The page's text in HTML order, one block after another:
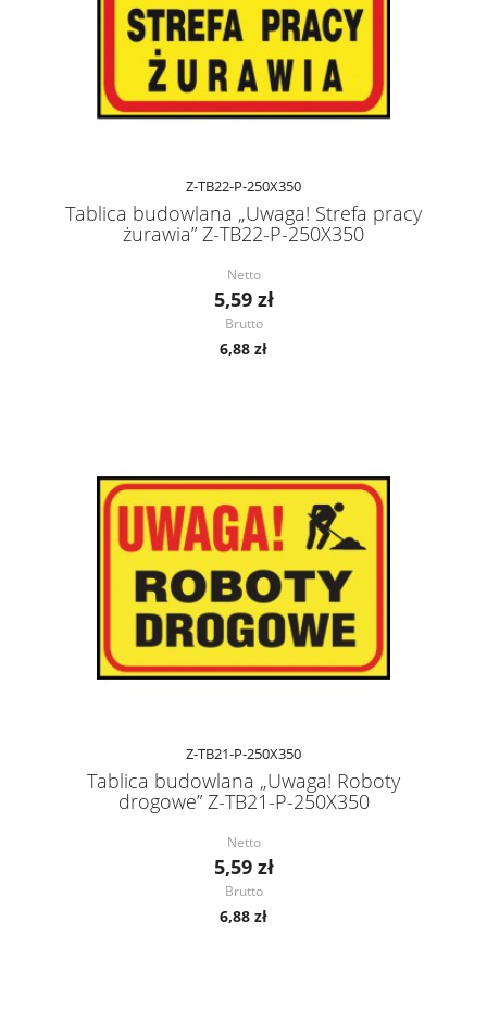
Z-TB22-P-250X350
Tablica budowlana „Uwaga! Strefa pracy
żurawia” Z-TB22-P-250X350
Netto
5,59 zł
Brutto
6,88 zł
Z-TB21-P-250X350
Tablica budowlana „Uwaga! Roboty
drogowe” Z-TB21-P-250X350
Netto
5,59 zł
Brutto
6,88 zł